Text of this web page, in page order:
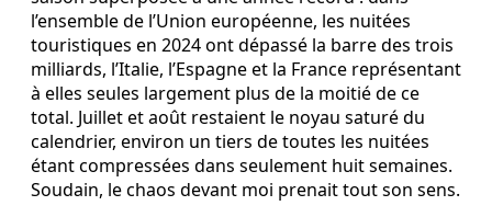
l’ensemble de l’Union européenne, les nuitées
touristiques en 2024 ont dépassé la barre des trois
milliards, l’Italie, l’Espagne et la France représentant
à elles seules largement plus de la moitié de ce
total. Juillet et août restaient le noyau saturé du
calendrier, environ un tiers de toutes les nuitées
étant compressées dans seulement huit semaines.
Soudain, le chaos devant moi prenait tout son sens.